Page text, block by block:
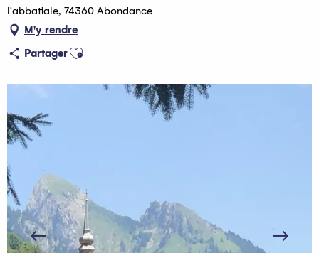
l'abbatiale, 74360 Abondance
M'y rendre
PartagerAjouter aux favoris